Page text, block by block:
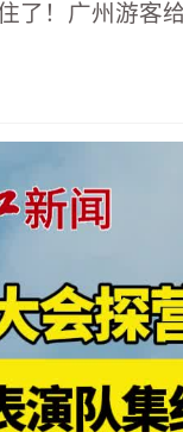
了！广州游客